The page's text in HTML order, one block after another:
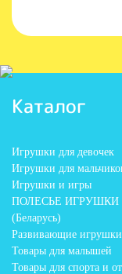
Каталог
Игрушки для девочек
Игрушки для
Игрушки и игры
ПОЛЕСЬЕ ИГРУШКИ
(Беларусь)
Развивающие игрушки
Товары для малышей
Товары для спорта и